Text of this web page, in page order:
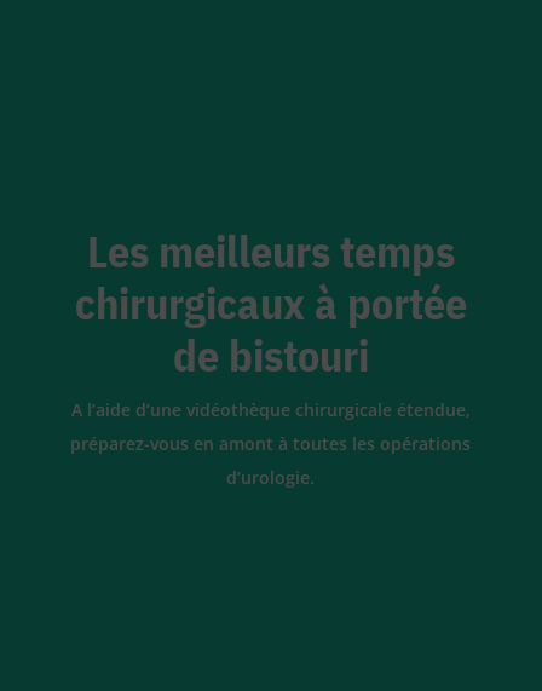
Les meilleurs temps
chirurgicaux à portée
de bistouri
A l’aide d’une vidéothèque chirurgicale étendue,
préparez-vous en amont à toutes les opérations
d’urologie.